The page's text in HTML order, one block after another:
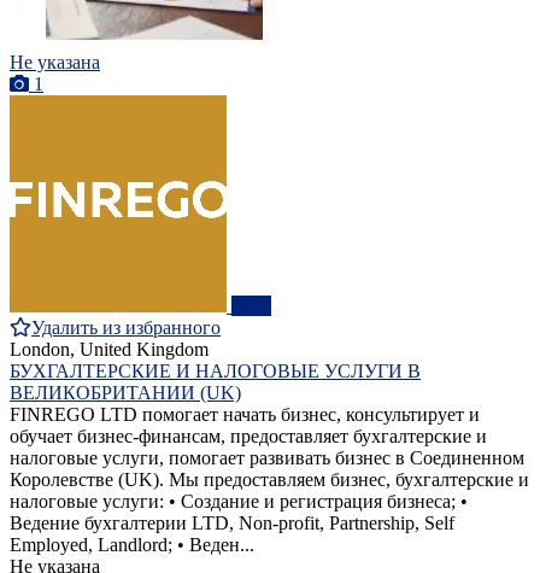
Не указана
1
Удалить из избранного
London, United Kingdom
БУХГАЛТЕРСКИЕ И НАЛОГОВЫЕ УСЛУГИ В
ВЕЛИКОБРИТАНИИ (UK)
FINREGO LTD помогает начать бизнес, консультирует и
обучает бизнес-финансам, предоставляет бухгалтерские и
налоговые услуги, помогает развивать бизнес в Соединенном
Королевстве (UK). Мы предоставляем бизнес, бухгалтерские и
налоговые услуги: • Создание и регистрация бизнеса; •
Ведение бухгалтерии LTD, Non-profit, Partnership, Self
Employed, Landlord; • Веден...
Не указана